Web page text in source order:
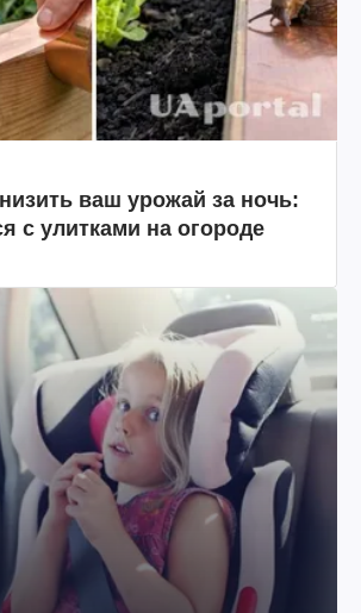
ваш урожай за ночь:
с улитками на огороде